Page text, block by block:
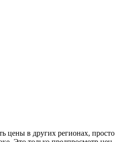
цены в других регионах, просто